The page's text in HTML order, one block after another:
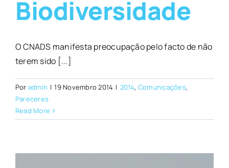
Biodiversidade
O CNADS manifesta preocupação pelo facto de não
terem sido [...]
Por admin | 19 Novembro 2014 | 2014, Comunicações,
Pareceres
Read More